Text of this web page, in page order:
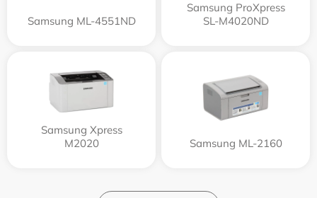
Samsung ML-4551ND
Samsung ProXpress
SL-M4020ND
Samsung Xpress
M2020
Samsung ML-2160